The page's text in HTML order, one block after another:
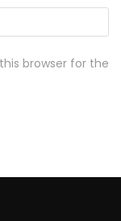
browser for the